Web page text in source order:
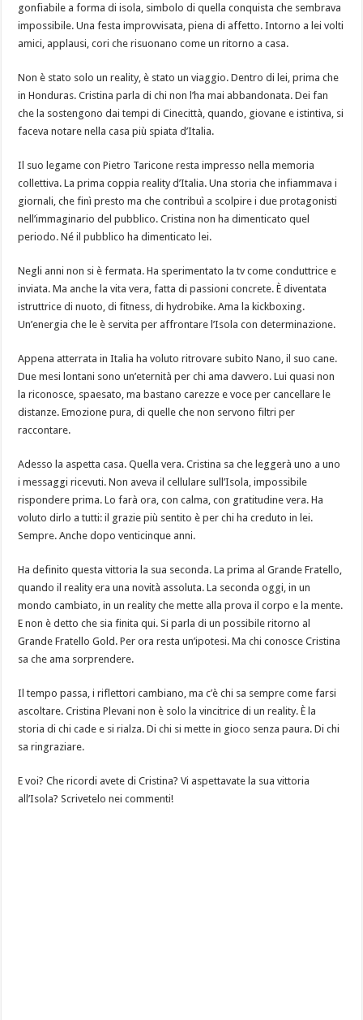
gonfiabile a forma di isola, simbolo di quella conquista che sembrava
impossibile. Una festa improvvisata, piena di affetto. Intorno a lei volti
amici, applausi, cori che risuonano come un ritorno a casa.
Non è stato solo un reality, è stato un viaggio. Dentro di lei, prima che
in Honduras. Cristina parla di chi non l’ha mai abbandonata. Dei fan
che la sostengono dai tempi di Cinecittà, quando, giovane e istintiva, si
faceva notare nella casa più spiata d’Italia.
Il suo legame con Pietro Taricone resta impresso nella memoria
collettiva. La prima coppia reality d’Italia. Una storia che infiammava i
giornali, che finì presto ma che contribuì a scolpire i due protagonisti
nell’immaginario del pubblico. Cristina non ha dimenticato quel
periodo. Né il pubblico ha dimenticato lei.
Negli anni non si è fermata. Ha sperimentato la tv come conduttrice e
inviata. Ma anche la vita vera, fatta di passioni concrete. È diventata
istruttrice di nuoto, di fitness, di hydrobike. Ama la kickboxing.
Un’energia che le è servita per affrontare l’Isola con determinazione.
Appena atterrata in Italia ha voluto ritrovare subito Nano, il suo cane.
Due mesi lontani sono un’eternità per chi ama davvero. Lui quasi non
la riconosce, spaesato, ma bastano carezze e voce per cancellare le
distanze. Emozione pura, di quelle che non servono filtri per
raccontare.
Adesso la aspetta casa. Quella vera. Cristina sa che leggerà uno a uno
i messaggi ricevuti. Non aveva il cellulare sull’Isola, impossibile
rispondere prima. Lo farà ora, con calma, con gratitudine vera. Ha
voluto dirlo a tutti: il grazie più sentito è per chi ha creduto in lei.
Sempre. Anche dopo venticinque anni.
Ha definito questa vittoria la sua seconda. La prima al Grande Fratello,
quando il reality era una novità assoluta. La seconda oggi, in un
mondo cambiato, in un reality che mette alla prova il corpo e la mente.
E non è detto che sia finita qui. Si parla di un possibile ritorno al
Grande Fratello Gold. Per ora resta un’ipotesi. Ma chi conosce Cristina
sa che ama sorprendere.
Il tempo passa, i riflettori cambiano, ma c’è chi sa sempre come farsi
ascoltare. Cristina Plevani non è solo la vincitrice di un reality. È la
storia di chi cade e si rialza. Di chi si mette in gioco senza paura. Di chi
sa ringraziare.
E voi? Che ricordi avete di Cristina? Vi aspettavate la sua vittoria
all’Isola? Scrivetelo nei commenti!